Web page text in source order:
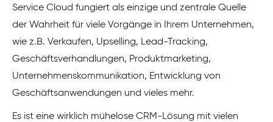
Service Cloud fungiert als einzige und zentrale Quelle
der Wahrheit für viele Vorgänge in Ihrem Unternehmen,
wie z.B. Verkaufen, Upselling, Lead-Tracking,
Geschäftsverhandlungen, Produktmarketing,
Unternehmenskommunikation, Entwicklung von
Geschäftsanwendungen und vieles mehr.
Es ist eine wirklich mühelose CRM-Lösung mit vielen